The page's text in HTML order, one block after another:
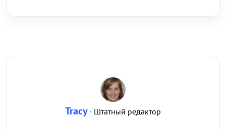
Tracy · Штатный редактор